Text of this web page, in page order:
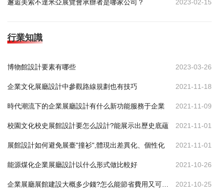
邂逅美索不達米亞展覽會承辦者是哪家公司？ 2023-02-15
行業知識
博物館設計要素有哪些 2023-03-26
企業文化展廳設計中參觀路線規劃也有技巧 2021-11-18
時代潮流下的企業展廳設計有什么新功能服務于企業 2021-11-09
校園文化校史展館設計要怎么設計?能展示出歷史底蘊 2021-11-01
展館設計如何避免展臺"撞衫",體現出差異化、個性化 2021-11-01
能源煤化企業展廳設計以什么形式做比較好 2021-10-26
2021-10-25